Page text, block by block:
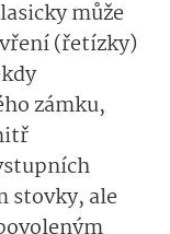
může
(řetízky)
zámku,
stovky, ale